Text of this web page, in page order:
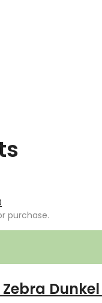
purchase.